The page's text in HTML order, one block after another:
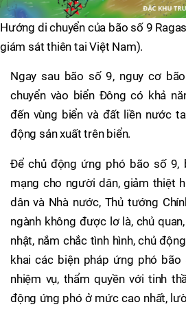
Hướng di chuyển của bão số 9
giám sát thiên tai Việt Nam).
Ngay sau bão số 9, nguy cơ
chuyển vào biển Đông có khả
đến vùng biển và đất liền nước
động sản xuất trên biển.
Để chủ động ứng phó bão số 9,
mạng cho người dân, giảm thiệt
dân và Nhà nước, Thủ tướng
ngành không được lơ là, chủ
nhật, nắm chắc tình hình, chủ
khai các biện pháp ứng phó
nhiệm vụ, thẩm quyền với tinh
động ứng phó ở mức cao nhất,